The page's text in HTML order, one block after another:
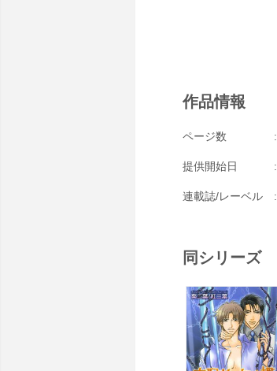
作品情報
ページ数
提供開始日
連載誌/レーベル
同シリーズ